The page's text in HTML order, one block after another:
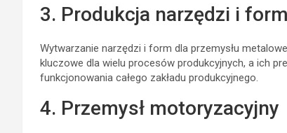
3. Produkcja narzędzi i form
Wytwarzanie narzędzi i form dla przemysłu
kluczowe dla wielu procesów produkcyjnych, a ich
funkcjonowania całego zakładu produkcyjnego.
4. Przemysł motoryzacyjny